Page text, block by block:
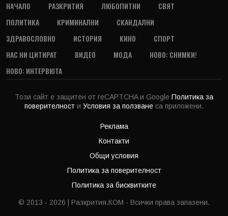
НАЧАЛО РАЗКРИТИЯ ЛЮБОПИТНИ
СВЯТ
ПОЛИТИКА
КРИМИНАЛНИ
СКАНДАЛНИ
ЗДРАВОСЛОВНО
ИСТОРИЯ КИНО
СПОРТ
НАС НИ ЦИТИРАТ
ВИДЕО МОДА
НОВО: СНИМКИ!
НОВО: ИНТЕРВЮТА
Този сайт е защитен от reCAPTCHA и Google Политика за
поверителност и Условия за ползване са приложени.
Реклама
Контакти
Общи условия
Политика за поверителност
Политика за бисквитките
© 2013 - 2026 | Разкрития.КОМ - Всички права запазени.